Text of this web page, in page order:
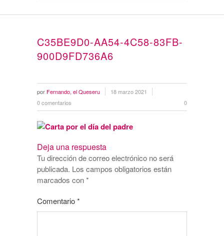
C35BE9D0-AA54-4C58-83FB-
900D9FD736A6
por Fernando, el Queseru
18 marzo 2021
0 comentarios
0
Deja una respuesta
Tu dirección de correo electrónico no será
publicada. Los campos obligatorios están
marcados con*
Comentario*